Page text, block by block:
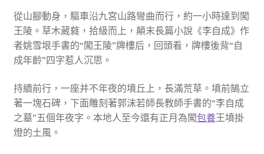
從山腳動身，驅車沿九宮山路彎曲而行，約一小時達到闖
王陵。草木葳蕤，拾級而上，顛末長篇小說《李自成》作
者姚雪垠手書的“闖王陵”牌樓后，回頭看，牌樓後背“自
成年齡”四字惹人沉思。
持續前行，一座并不年夜的墳丘上，長滿荒草。墳前鵠立
著一塊石碑，下面雕刻著郭沫若師長教師手書的“李自成
之墓”五個年夜字。本地人至今還有正月為闖包養王墳掛
燈的土風。